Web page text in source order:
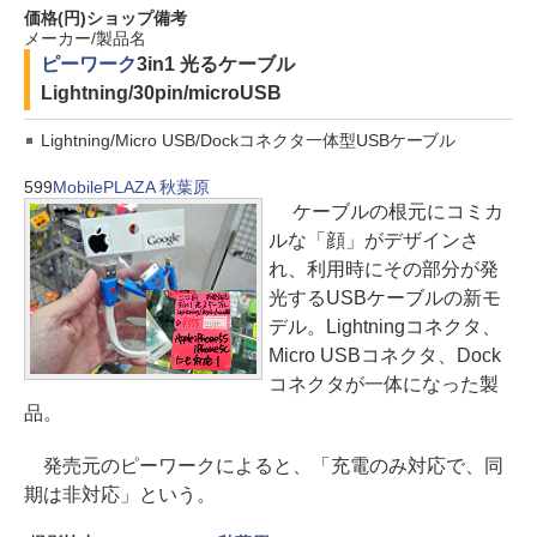
価格(円)ショップ備考
メーカー/製品名
ピーワーク3in1 光るケーブル
Lightning/30pin/microUSB
Lightning/Micro USB/Dockコネクタ一体型USBケーブル
599MobilePLAZA 秋葉原
ケーブルの根元にコミカ
ルな「顔」がデザインさ
れ、利用時にその部分が発
光するUSBケーブルの新モ
デル。Lightningコネクタ、
Micro USBコネクタ、Dock
コネクタが一体になった製
品。
発売元のピーワークによると、「充電のみ対応で、同
期は非対応」という。